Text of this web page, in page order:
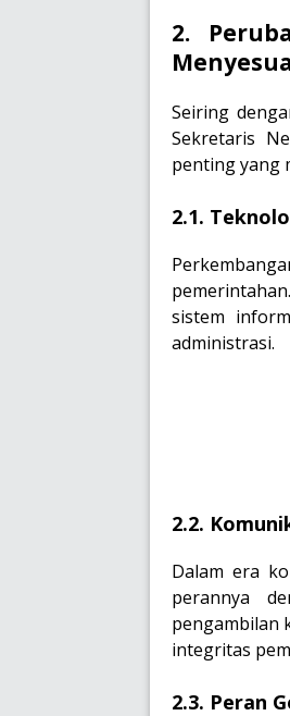
2.
Seiring
Sekretaris
penting yang
2.1.
sistem
administrasi.
2.2.
Dalam era
perannya
pengambilan
integritas
2.3. Peran